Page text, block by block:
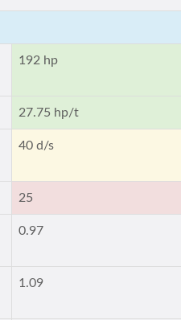
192 hp
27.75 hp/t
40 d/s
25
0.97
1.09